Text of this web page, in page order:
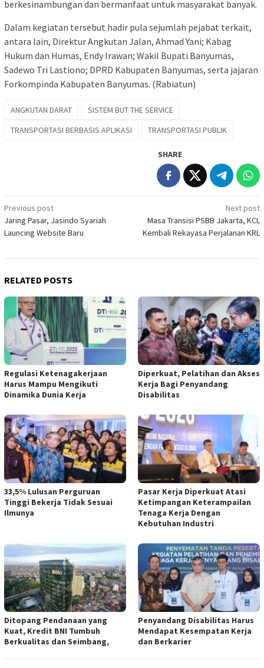
berkesinambungan dan bermanfaat untuk masyarakat banyak.
Dalam kegiatan tersebut hadir pula sejumlah pejabat terkait,
antara lain, Direktur Angkutan Jalan, Ahmad Yani; Kabag
Hukum dan Humas, Endy Irawan; Wakil Bupati Banyumas,
Sadewo Tri Lastiono; DPRD Kabupaten Banyumas, serta jajaran
Forkompinda Kabupaten Banyumas. (Rabiatun)
ANGKUTAN DARAT
SISTEM BUT THE SERVICE
TRANSPORTASI BERBASIS APLIKASI
TRANSPORTASI PUBLIK
SHARE
Post
navigation
Previous post
Jaring Pasar, Jasindo Syariah
Launcing Website Baru
Next post
Masa Transisi PSBB Jakarta, KCL
Kembali Rekayasa Perjalanan KRL
RELATED POSTS
Regulasi Ketenagakerjaan
Harus Mampu Mengikuti
Dinamika Dunia Kerja
Diperkuat, Pelatihan dan Akses
Kerja Bagi Penyandang
Disabilitas
33,5% Lulusan Perguruan
Tinggi Bekerja Tidak Sesuai
Ilmunya
Pasar Kerja Diperkuat Atasi
Ketimpangan Keterampailan
Tenaga Kerja Dengan
Kebutuhan Industri
Ditopang Pendanaan yang
Kuat, Kredit BNI Tumbuh
Berkualitas dan Seimbang,
Penyandang Disabilitas Harus
Mendapat Kesempatan Kerja
dan Berkarier